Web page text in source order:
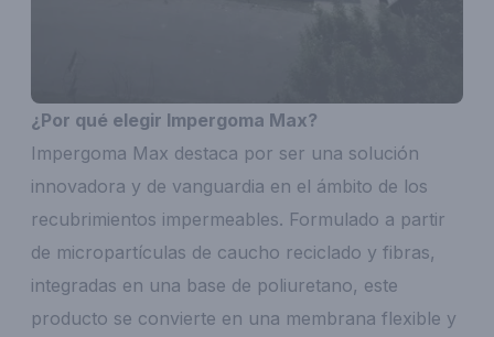
¿Por qué elegir Impergoma Max?
Impergoma Max destaca por ser una solución
innovadora y de vanguardia en el ámbito de los
recubrimientos impermeables. Formulado a partir
de micropartículas de caucho reciclado y fibras,
integradas en una base de poliuretano, este
producto se convierte en una membrana flexible y